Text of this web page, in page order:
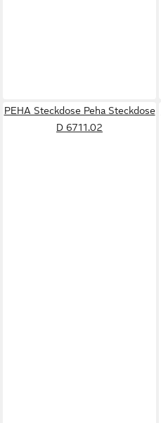
PEHA Steckdose Peha Steckdose
D 6711.02